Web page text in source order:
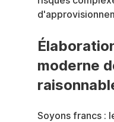
moderne
Soyons francs :